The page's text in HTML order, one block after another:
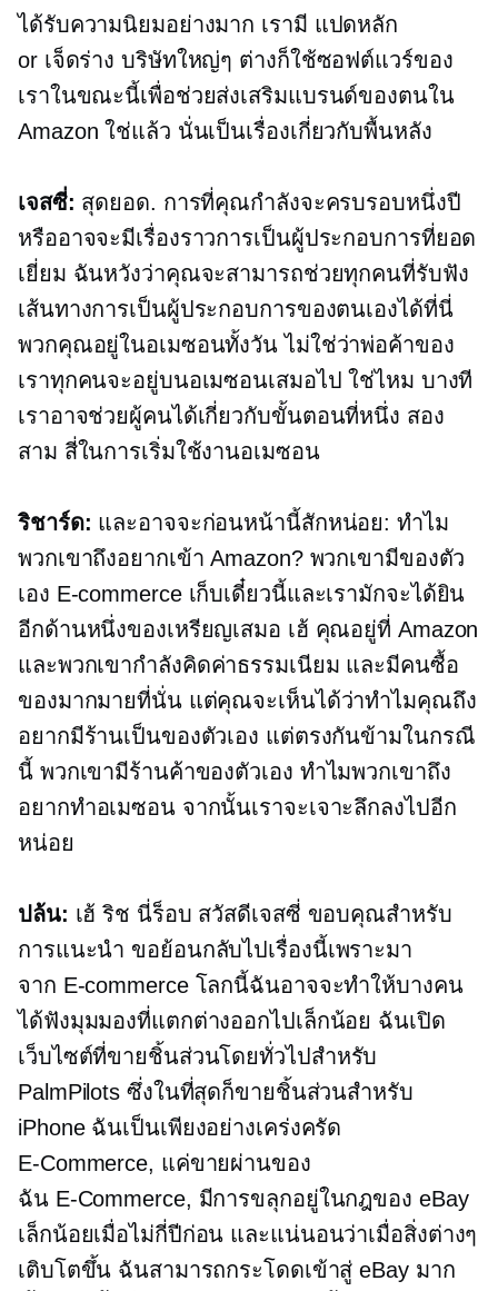
ได้รับความนิยมอย่างมาก เรามี แปดหลัก
or เจ็ดร่าง บริษัทใหญ่ๆ ต่างก็ใช้ซอฟต์แวร์ของ
เราในขณะนี้เพื่อช่วยส่งเสริมแบรนด์ของตนใน
Amazon ใช่แล้ว นั่นเป็นเรื่องเกี่ยวกับพื้นหลัง
เจสซี่: สุดยอด. การที่คุณกำลังจะครบรอบหนึ่งปี
หรืออาจจะมีเรื่องราวการเป็นผู้ประกอบการที่ยอด
เยี่ยม ฉันหวังว่าคุณจะสามารถช่วยทุกคนที่รับฟัง
เส้นทางการเป็นผู้ประกอบการของตนเองได้ที่นี่
พวกคุณอยู่ในอเมซอนทั้งวัน ไม่ใช่ว่าพ่อค้าของ
เราทุกคนจะอยู่บนอเมซอนเสมอไป ใช่ไหม บางที
เราอาจช่วยผู้คนได้เกี่ยวกับขั้นตอนที่หนึ่ง สอง
สาม สี่ในการเริ่มใช้งานอเมซอน
ริชาร์ด: และอาจจะก่อนหน้านี้สักหน่อย: ทำไม
พวกเขาถึงอยากเข้า Amazon? พวกเขามีของตัว
เอง E-commerceเก็บเดี๋ยวนี้และเรามักจะได้ยิน
อีกด้านหนึ่งของเหรียญเสมอ เฮ้ คุณอยู่ที่ Amazon
และพวกเขากำลังคิดค่าธรรมเนียม และมีคนซื้อ
ของมากมายที่นั่น แต่คุณจะเห็นได้ว่าทำไมคุณถึง
อยากมีร้านเป็นของตัวเอง แต่ตรงกันข้ามในกรณี
นี้ พวกเขามีร้านค้าของตัวเอง ทำไมพวกเขาถึง
อยากทำอเมซอน จากนั้นเราจะเจาะลึกลงไปอีก
หน่อย
ปล้น: เฮ้ ริช นี่ร็อบ สวัสดีเจสซี่ ขอบคุณสำหรับ
การแนะนำ ขอย้อนกลับไปเรื่องนี้เพราะมา
จาก E-commerceโลกนี้ฉันอาจจะทำให้บางคน
ได้ฟังมุมมองที่แตกต่างออกไปเล็กน้อย ฉันเปิด
เว็บไซต์ที่ขายชิ้นส่วนโดยทั่วไปสำหรับ
PalmPilots ซึ่งในที่สุดก็ขายชิ้นส่วนสำหรับ
iPhone ฉันเป็นเพียงอย่างเคร่งครัด
E-Commerce, แค่ขายผ่านของ
ฉัน E-Commerce, มีการขลุกอยู่ในกฎของ eBay
เล็กน้อยเมื่อไม่กี่ปีก่อน และแน่นอนว่าเมื่อสิ่งต่างๆ
เติบโตขึ้น ฉันสามารถกระโดดเข้าสู่ eBay มาก